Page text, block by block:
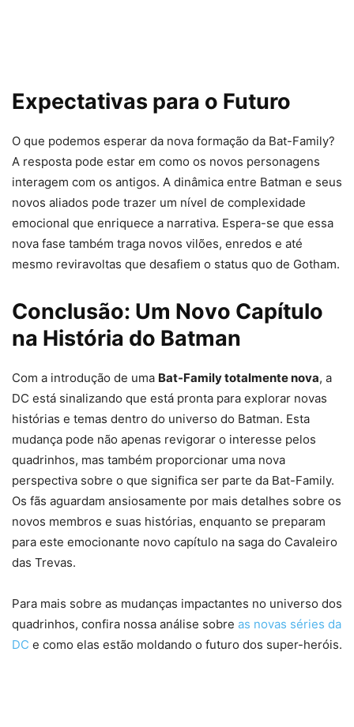
Expectativas para o Futuro
O que podemos esperar da nova formação da Bat-Family?
A resposta pode estar em como os novos personagens
interagem com os antigos. A dinâmica entre Batman e seus
novos aliados pode trazer um nível de complexidade
emocional que enriquece a narrativa. Espera-se que essa
nova fase também traga novos vilões, enredos e até
mesmo reviravoltas que desafiem o status quo de Gotham.
Conclusão: Um Novo Capítulo
na História do Batman
Com a introdução de uma Bat-Family totalmente nova, a
DC está sinalizando que está pronta para explorar novas
histórias e temas dentro do universo do Batman. Esta
mudança pode não apenas revigorar o interesse pelos
quadrinhos, mas também proporcionar uma nova
perspectiva sobre o que significa ser parte da Bat-Family.
Os fãs aguardam ansiosamente por mais detalhes sobre os
novos membros e suas histórias, enquanto se preparam
para este emocionante novo capítulo na saga do Cavaleiro
das Trevas.
Para mais sobre as mudanças impactantes no universo dos
quadrinhos, confira nossa análise sobre as novas séries da
DC e como elas estão moldando o futuro dos super-heróis.